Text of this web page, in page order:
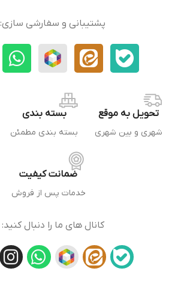
پشتیبانی و سفارشی سازی:
تحویل به موقع
شهری و بین شهری
بسته بندی
بسته بندی مطمئن
ضمانت کیفیت
خدمات پس از فروش
کانال های ما را دنبال کنید: